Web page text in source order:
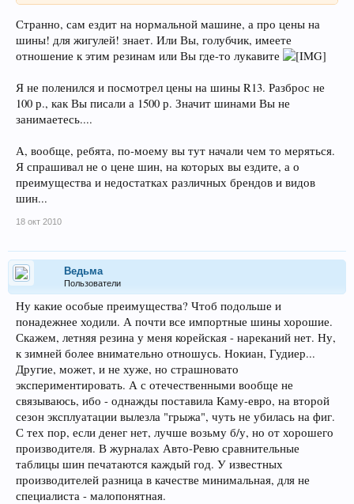
Странно, сам ездит на нормальной машине, а про цены на
шины! для жигулей! знает. Или Вы, голубчик, имеете
отношение к этим резинам или Вы где-то лукавите
Я не поленился и посмотрел цены на шины R13. Разброс не
100 р., как Вы писали а 1500 р. Значит шинами Вы не
занимаетесь....
А, вообще, ребята, по-моему вы тут начали чем то меряться.
Я спрашивал не о цене шин, на которых вы ездите, а о
преимущества и недостатках различных брендов и видов
шин...
18 окт 2010
Ведьма
Пользователи
Ну какие особые преимущества? Чтоб подольше и
понадежнее ходили. А почти все импортные шины хорошие.
Скажем, летняя резина у меня корейская - нареканий нет. Ну,
к зимней более внимательно отношусь. Нокиан, Гудиер...
Другие, может, и не хуже, но страшновато
экспериментировать. А с отечественными вообще не
связываюсь, ибо - однажды поставила Каму-евро, на второй
сезон эксплуатации вылезла "грыжа", чуть не убилась на фиг.
С тех пор, если денег нет, лучше возьму б/у, но от хорошего
производителя. В журналах Авто-Ревю сравнительные
таблицы шин печатаются каждый год. У известных
производителей разница в качестве минимальная, для не
специалиста - малопонятная.